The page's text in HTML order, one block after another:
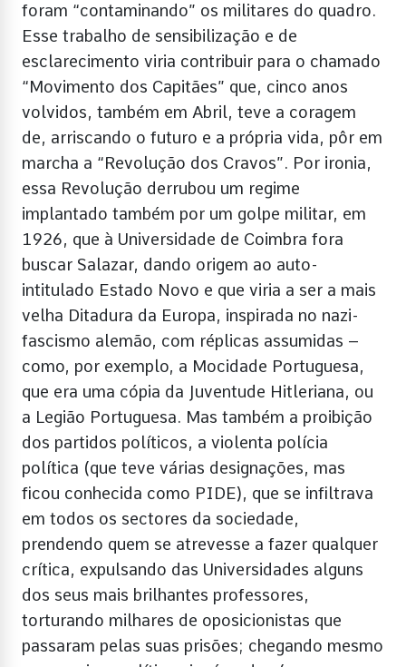
foram “contaminando” os militares do quadro.
Esse trabalho de sensibilização e de
esclarecimento viria contribuir para o chamado
“Movimento dos Capitães” que, cinco anos
volvidos, também em Abril, teve a coragem
de, arriscando o futuro e a própria vida, pôr em
marcha a “Revolução dos Cravos”. Por ironia,
essa Revolução derrubou um regime
implantado também por um golpe militar, em
1926, que à Universidade de Coimbra fora
buscar Salazar, dando origem ao auto-
intitulado Estado Novo e que viria a ser a mais
velha Ditadura da Europa, inspirada no nazi-
fascismo alemão, com réplicas assumidas –
como, por exemplo, a Mocidade Portuguesa,
que era uma cópia da Juventude Hitleriana, ou
a Legião Portuguesa. Mas também a proibição
dos partidos políticos, a violenta polícia
política (que teve várias designações, mas
ficou conhecida como PIDE), que se infiltrava
em todos os sectores da sociedade,
prendendo quem se atrevesse a fazer qualquer
crítica, expulsando das Universidades alguns
dos seus mais brilhantes professores,
torturando milhares de oposicionistas que
passaram pelas suas prisões; chegando mesmo